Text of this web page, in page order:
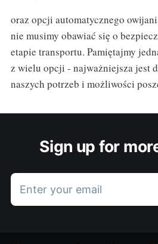
oraz opcji automatycznego
nie musimy obawiać się o
etapie transportu. Pamiętajmy
z wielu opcji - najważniejsza jest
naszych potrzeb i możliwości
Sign up for
Enter your email